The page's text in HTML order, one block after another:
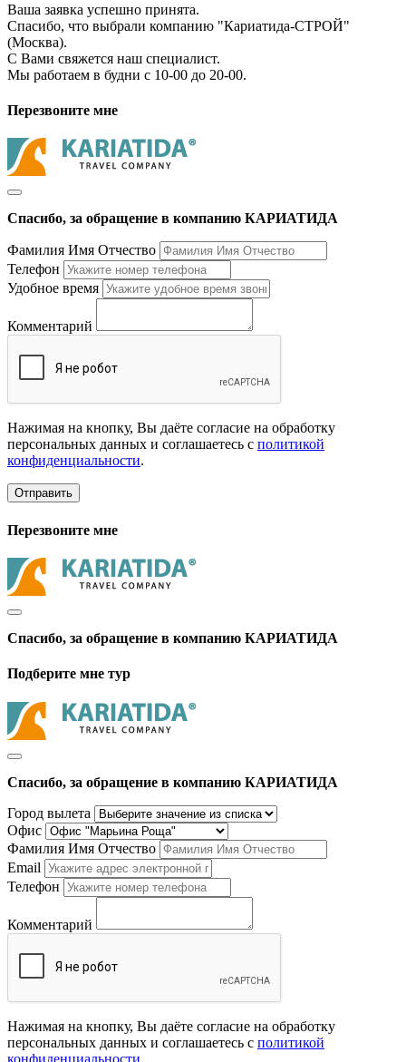
Ваша заявка успешно принята.
Спасибо, что выбрали компанию "Кариатида-СТРОЙ"
(Москва).
С Вами свяжется наш специалист.
Мы работаем в будни с 10-00 до 20-00.
Перезвоните мне
Спасибо, за обращение в компанию КАРИАТИДА
Фамилия Имя Отчество
Телефон
Удобное время
Комментарий
Нажимая на кнопку, Вы даёте согласие на обработку
персональных данных и соглашаетесь с политикой
конфиденциальности.
Отправить
Перезвоните мне
Спасибо, за обращение в компанию КАРИАТИДА
Подберите мне тур
Спасибо, за обращение в компанию КАРИАТИДА
Город вылета
Офис
Фамилия Имя Отчество
Email
Телефон
Комментарий
Нажимая на кнопку, Вы даёте согласие на обработку
персональных данных и соглашаетесь с политикой
конфиденциальности